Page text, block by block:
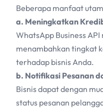
Beberapa manfaat
a. Meningkatkan
WhatsApp Business
menambahkan tingkat
terhadap bisnis Anda.
b. Notifikasi Pesanan
Bisnis dapat dengan
status pesanan